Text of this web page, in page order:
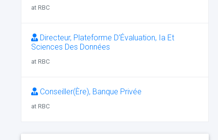
at RBC
Directeur, Plateforme D’Évaluation, Ia Et
Sciences Des Données
at RBC
Conseiller(Ère), Banque Privée
at RBC